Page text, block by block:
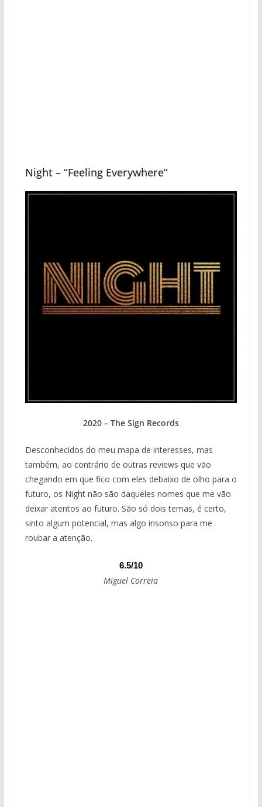
Night – “Feeling Everywhere”
2020 – The Sign Records
Desconhecidos do meu mapa de interesses, mas
também, ao contrário de outras reviews que vão
chegando em que fico com eles debaixo de olho para o
futuro, os Night não são daqueles nomes que me vão
deixar atentos ao futuro. São só dois temas, é certo,
sinto algum potencial, mas algo insonso para me
roubar a atenção.
6.5/10
Miguel Correia